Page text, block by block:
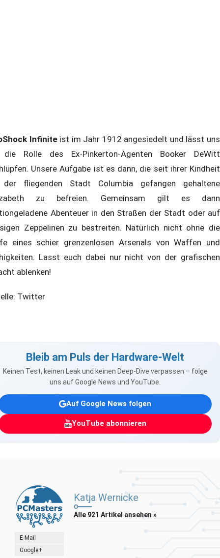
Infiniteist im Jahr 1912 angesiedelt und lässt uns
Rolle des Ex-Pinkerton-Agenten Booker DeWitt
Unsere Aufgabe ist es dann, die seit ihrer Kindheit
fliegenden Stadt Columbia gefangen gehaltene
zu befreien. Gemeinsam gilt es dann
Abenteuer in den Straßen der Stadt oder auf
Zeppelinen zu bestreiten. Natürlich nicht ohne die
eines schier grenzenlosen Arsenals von Waffen und
Lasst euch dabei nur nicht von der grafischen
ablenken!
Twitter
Bleib am Puls der Hardware-Welt
Keinen Test, keinen Leak und keinen Deep-Dive verpassen – folge
uns auf Google News und YouTube.
Auf Google News folgen
YouTube abonnieren
E-Mail
Google+
Katja Wernicke
Alle 921 Artikel ansehen »